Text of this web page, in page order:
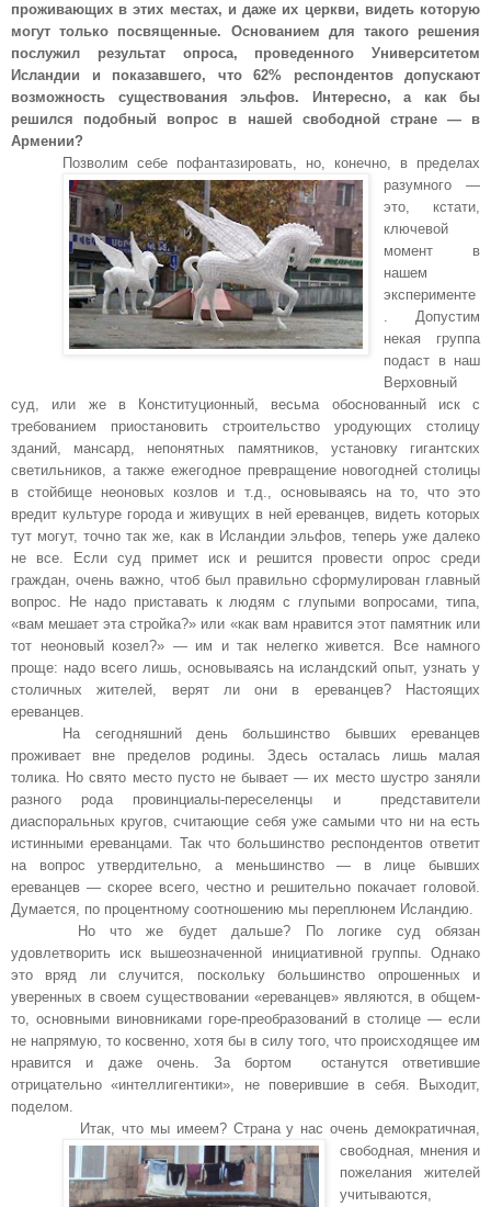
проживающих в этих местах, и даже их церкви, видеть которую
могут только посвященные. Основанием для такого решения
послужил
результат опроса, проведенного Университетом
Исландии и показавшего, что 62% респондентов допускают
возможность существования эльфов.
Интересно, а как бы
решился подобный вопрос в нашей свободной стране — в
Армении?
Позволим себе пофантазировать, но, конечно, в пределах
разумного —
это, кстати,
ключевой
момент в
нашем
эксперименте
. Допустим
некая группа
подаст в наш
Верховный
суд, или же в Конституционный, весьма обоснованный иск с
требованием приостановить строительство уродующих столицу
зданий, мансард, непонятных памятников, установку гигантских
светильников, а также ежегодное превращение новогодней столицы
в стойбище неоновых козлов и т.д., основываясь на то, что это
вредит культуре города и живущих в ней ереванцев, видеть которых
тут могут, точно так же, как в Исландии эльфов, теперь уже далеко
не все. Если суд примет иск и решится провести опрос среди
граждан, очень важно, чтоб был правильно сформулирован главный
вопрос. Не надо приставать к людям с глупыми вопросами, типа,
«вам мешает эта стройка?» или «как вам нравится этот памятник или
тот неоновый козел?» — им и так нелегко живется. Все намного
проще: надо всего лишь, основываясь на исландский опыт, узнать у
столичных жителей, верят ли они в ереванцев? Настоящих
ереванцев.
На сегодняшний день большинство бывших ереванцев
проживает вне пределов родины. Здесь осталась лишь малая
толика. Но свято место пусто не бывает — их место шустро заняли
разного рода провинциалы-переселенцы и представители
диаспоральных кругов, считающие себя уже самыми что ни на есть
истинными ереванцами. Так что большинство респондентов ответит
на вопрос утвердительно, а меньшинство — в лице бывших
ереванцев — скорее всего, честно и решительно покачает головой.
Думается, по процентному соотношению мы переплюнем Исландию.
Но что же будет дальше? По логике суд обязан
удовлетворить иск вышеозначенной инициативной группы. Однако
это вряд ли случится, поскольку большинство опрошенных и
уверенных в своем существовании «ереванцев» являются, в общем-
то, основными виновниками горе-преобразований в столице — если
не напрямую, то косвенно, хотя бы в силу того, что происходящее им
нравится и даже очень. За бортом останутся ответившие
отрицательно «интеллигентики», не поверившие в себя. Выходит,
поделом.
Итак, что мы имеем? Страна у нас очень демократичная,
свободная, мнения и
пожелания жителей
учитываются,